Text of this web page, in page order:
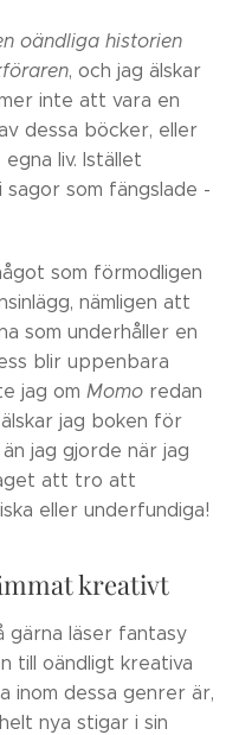
oändliga historien
, och jag älskar
inte att vara en
dessa böcker, eller
liv. Istället
som fängslade -
som förmodligen
nämligen att
som underhåller en
blir uppenbara
jag om Momo redan
jag boken för
jag gjorde när jag
att tro att
eller underfundiga!
kreativt
gärna läser fantasy
till oändligt kreativa
inom dessa genrer är,
nya stigar i sin